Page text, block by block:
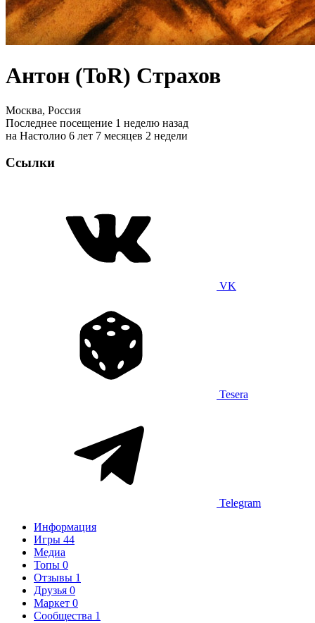
Антон (ToR) Страхов
Москва, Россия
Последнее посещение 1 неделю назад
на Настолио 6 лет 7 месяцев 2 недели
Ссылки
VK
Tesera
Telegram
Информация
Игры 44
Медиа
Топы 0
Отзывы 1
Друзья 0
Маркет 0
Сообщества 1